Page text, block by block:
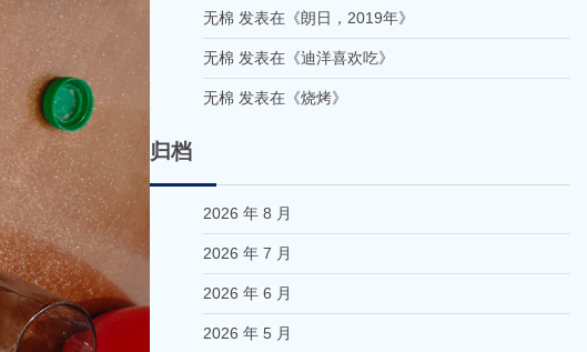
无棉 发表在《朗日，2019年》
无棉 发表在《迪洋喜欢吃》
无棉 发表在《烧烤》
归档
2026 年 8 月
2026 年 7 月
2026 年 6 月
2026 年 5 月